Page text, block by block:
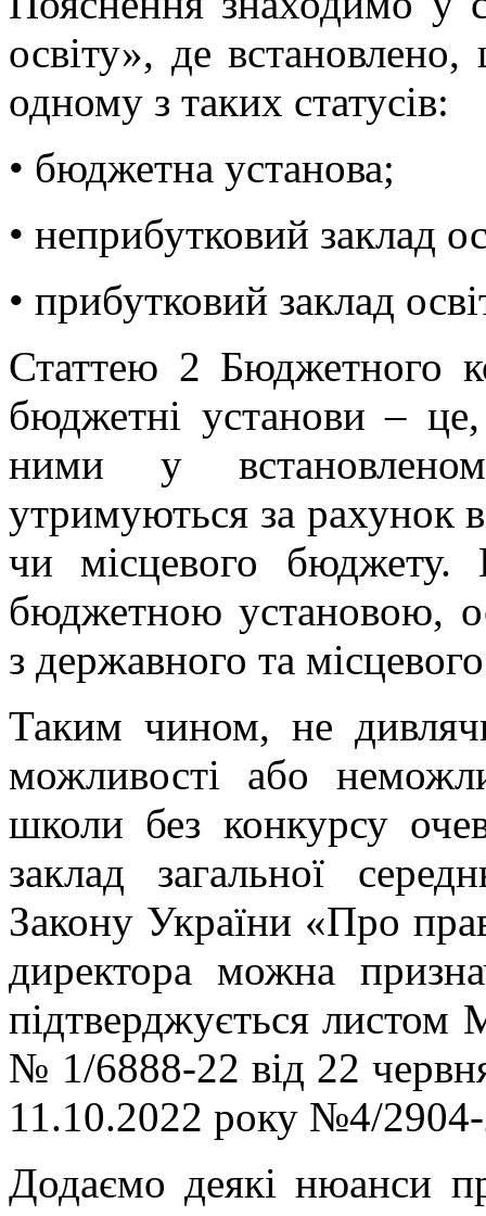
освіту», де
одному з таких статусів:
• бюджетна установа;
• неприбутковий заклад
• прибутковий заклад
Статтею 2 Бюджетного
бюджетні установи – це,
ними у
утримуються за рахунок
чи місцевого бюджету.
бюджетною установою,
з державного та
Таким чином, не
можливості або
школи без конкурсу
заклад загальної
Закону України «Про
директора можна
підтверджується листом
№ 1/6888-22 від 22
11.10.2022 року №4/
Додаємо деякі нюанси